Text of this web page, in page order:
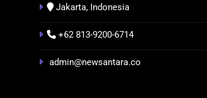
Jakarta, Indonesia
+62 813-9200-6714
admin@newsantara.co
BERITA BUDAYA